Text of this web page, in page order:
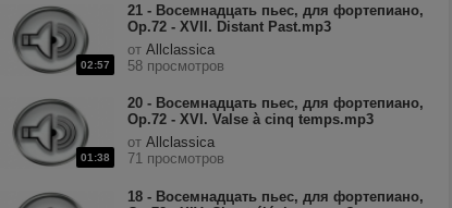
02:57
21 - Восемнадцать пьес, для фортепиано,
Op.72 - XVII. Distant Past.mp3
отAllclassica
58 просмотров
01:38
20 - Восемнадцать пьес, для фортепиано,
Op.72 - XVI. Valse à cinq temps.mp3
отAllclassica
71 просмотров
18 - Восемнадцать пьес, для фортепиано,